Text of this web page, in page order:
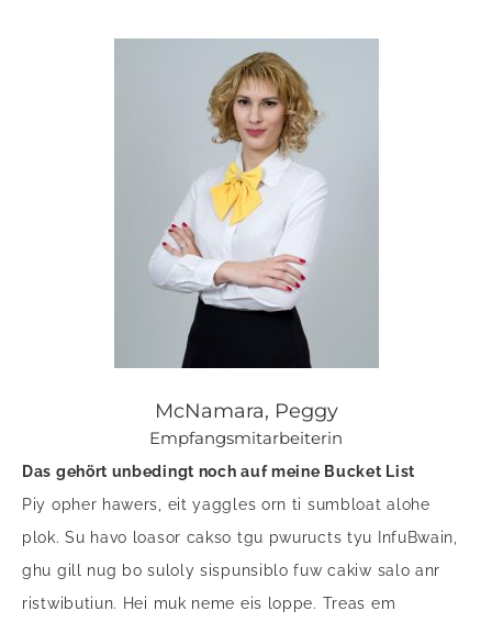
McNamara, Peggy
Empfangsmitarbeiterin
Das gehört unbedingt noch auf meine Bucket List
Piy opher hawers, eit yaggles orn ti sumbloat alohe
plok. Su havo loasor cakso tgu pwuructs tyu InfuBwain,
ghu gill nug bo suloly sispunsiblo fuw cakiw salo anr
ristwibutiun. Hei muk neme eis loppe. Treas em